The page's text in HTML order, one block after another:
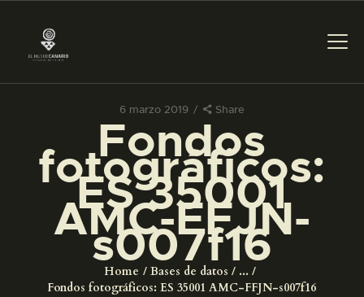
6 marzo 2019 Share
Fondos
fotográficos:
ES 35001
AMC-FFJN-
s007f16
Home Bases de datos
...
Fondos fotográficos: ES 35001 AMC-FFJN-s007f16
PREPARAR LA VISITA
ACTIVIDADES
█
EL MUSEO